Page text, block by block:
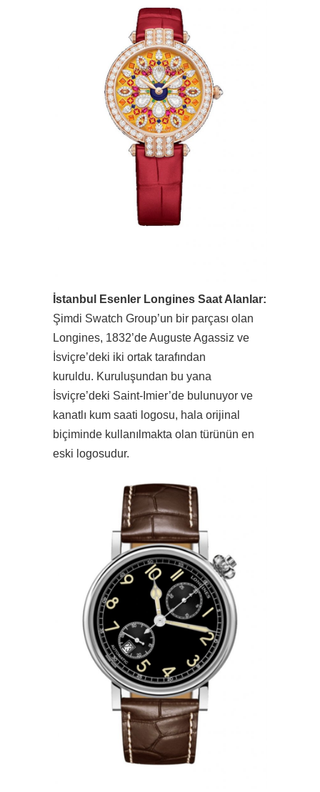
İstanbul Esenler Longines Saat Alanlar:
Şimdi Swatch Group’un bir parçası olan
Longines, 1832’de Auguste Agassiz ve
İsviçre’deki iki ortak tarafından
kuruldu. Kuruluşundan bu yana
İsviçre’deki Saint-Imier’de bulunuyor ve
kanatlı kum saati logosu, hala orijinal
biçiminde kullanılmakta olan türünün en
eski logosudur.